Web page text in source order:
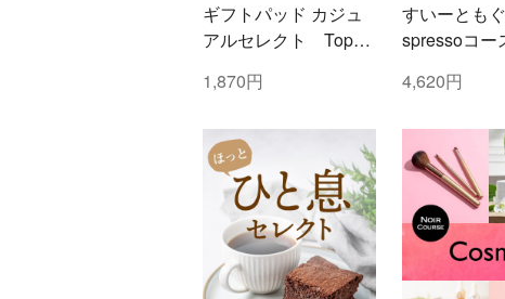
ギフトパッド カジュ
アルセレクト Topaz
1,870円
すいーとも
spressoコー
4,620円